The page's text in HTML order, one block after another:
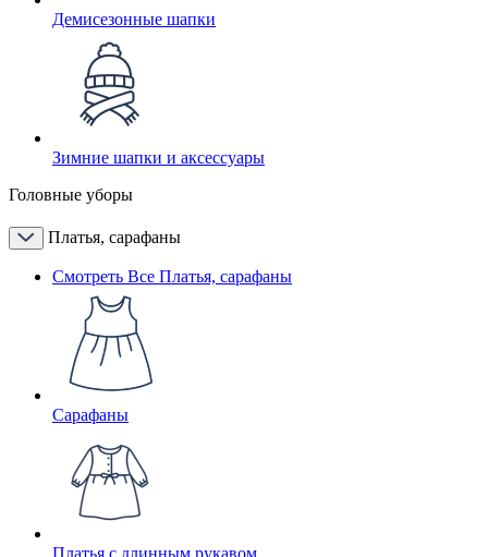
Демисезонные шапки
Зимние шапки и аксессуары
Головные уборы
Платья, сарафаны
Смотреть Все Платья, сарафаны
Сарафаны
Платья с длинным рукавом